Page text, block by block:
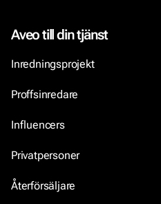
Aveo till din tjänst
Inredningsprojekt
Proffsinredare
Influencers
Privatpersoner
Återförsäljare